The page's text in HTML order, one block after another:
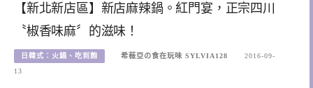
【新北新店區】新店麻辣鍋。紅門宴，正宗四川
〝椒香味麻〞的滋味！
日韓式：火鍋、吃到飽 希薇亞の食在玩味 SYLVIA128
2016-09-
13